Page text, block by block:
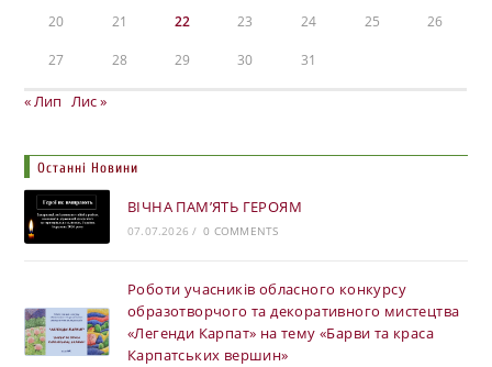
20 21 22 23 24 25 26
27 28 29 30 31
« Лип Лис »
Останні Новини
ВІЧНА ПАМ’ЯТЬ ГЕРОЯМ
07.07.2026 / 0 COMMENTS
Роботи учасників обласного конкурсу
образотворчого та декоративного мистецтва
«Легенди Карпат» на тему «Барви та краса
Карпатських вершин»